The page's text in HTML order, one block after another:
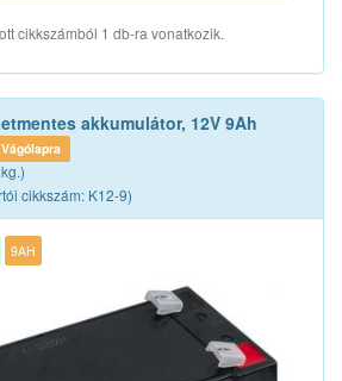
cikkszámból 1 db-ra vonatkozik.
akkumulátor, 12V 9Ah
Vágólapra
cikkszám: K12-9)
9AH